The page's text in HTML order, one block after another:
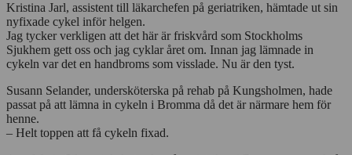
Kristina Jarl, assistent till läkarchefen på geriatriken, hämtade ut sin
nyfixade cykel inför helgen.
Jag tycker verkligen att det här är friskvård som Stockholms
Sjukhem gett oss och jag cyklar året om. Innan jag lämnade in
cykeln var det en handbroms som visslade. Nu är den tyst.
Susann Selander, undersköterska på rehab på Kungsholmen, hade
passat på att lämna in cykeln i Bromma då det är närmare hem för
henne.
– Helt toppen att få cykeln fixad.